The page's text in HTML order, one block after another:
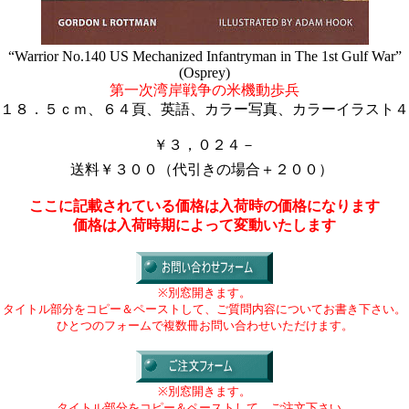
“Warrior No.140 US Mechanized Infantryman in The 1st Gulf War”
(Osprey)
第一次湾岸戦争の米機動歩兵
８．５ｃｍ、６４頁、英語、カラー写真、カラーイラスト
￥３，０２４－
送料￥３００（代引きの場合＋２００）
ここに記載されている価格は入荷時の価格になります
価格は入荷時期によって変動いたします
※別窓開きます。
タイトル部分をコピー＆ペーストして、ご質問内容についてお書き下さい。
ひとつのフォームで複数冊お問い合わせいただけます。
※別窓開きます。